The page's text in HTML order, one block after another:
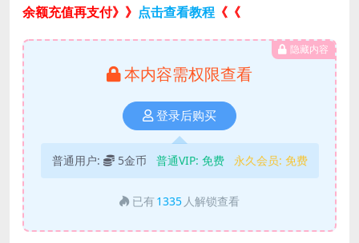
余额充值再支付》》 点击查看教程 《《
隐藏内容
本内容需权限查看
登录后购买
普通用户: 5金币 普通VIP: 免费 永久会员: 免费
已有 1335 人解锁查看